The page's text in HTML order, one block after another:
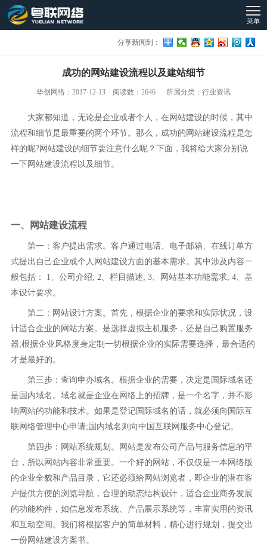
菜单
分享新闻到：
成功的网站建设流程以及建站细节
华创网络：2017-12-13 阅读数：2646 所属分类：行业资讯
大家都知道，无论是企业或者个人，在网站建设的时候，其中
流程和细节是最重要的两个环节。那么，成功的网站建设流程是怎
样的呢?网站建设的细节要注意什么呢？下面，我将给大家分别说
一下网站建设流程以及细节。
一、网站建设流程
第一：客户提出需求。客户通过电话、电子邮箱、在线订单方
式提出自己企业或个人网站建设方面的基本需求。其中涉及内容一
般包括： 1、公司介绍; 2、栏目描述; 3、网站基本功能需求; 4、基
本设计要求。
第二：网站设计方案。首先，根据企业的要求和实际状况，设
计适合企业的网站方案。是选择虚拟主机服务，还是自己购置服务
器;根据企业风格度身定制一切根据企业的实际需要选择，最合适的
才是最好的。
第三步：查询申办域名。根据企业的需要，决定是国际域名还
是国内域名。域名就是企业在网络上的招牌，是一个名字，并不影
响网站的功能和技术。如果是登记国际域名的话，就必须向国际互
联网络管理中心申请;国内域名则向中国互联网服务中心登记。
第四步：网站系统规划。网站是发布公司产品与服务信息的平
台，所以网站内容非常重要。一个好的网站，不仅仅是一本网络版
的企业全貌和产品目录，它还必须给网站浏览者，即企业的潜在客
户提供方便的浏览导航，合理的动态结构设计，适合企业商务发展
的功能构件，如信息发布系统、产品展示系统等，丰富实用的资讯
和互动空间。我们将根据客户的简单材料，精心进行规划，提交出
一份网站建设方案书。